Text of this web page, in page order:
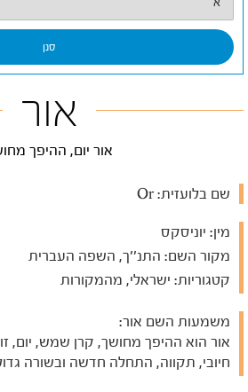
אור
אור יום, ההיפך
שם בלועזית:
מין: יוניסקס
מקור השם: התנ''ך, השפה העברית
קטגוריות: ישראלי, מהמקורות
משמעות השם אור:
אור הוא ההיפך מחושך, קרן שמש, יום,
חיובי, תקווה, התחלה חדשה ובשורה